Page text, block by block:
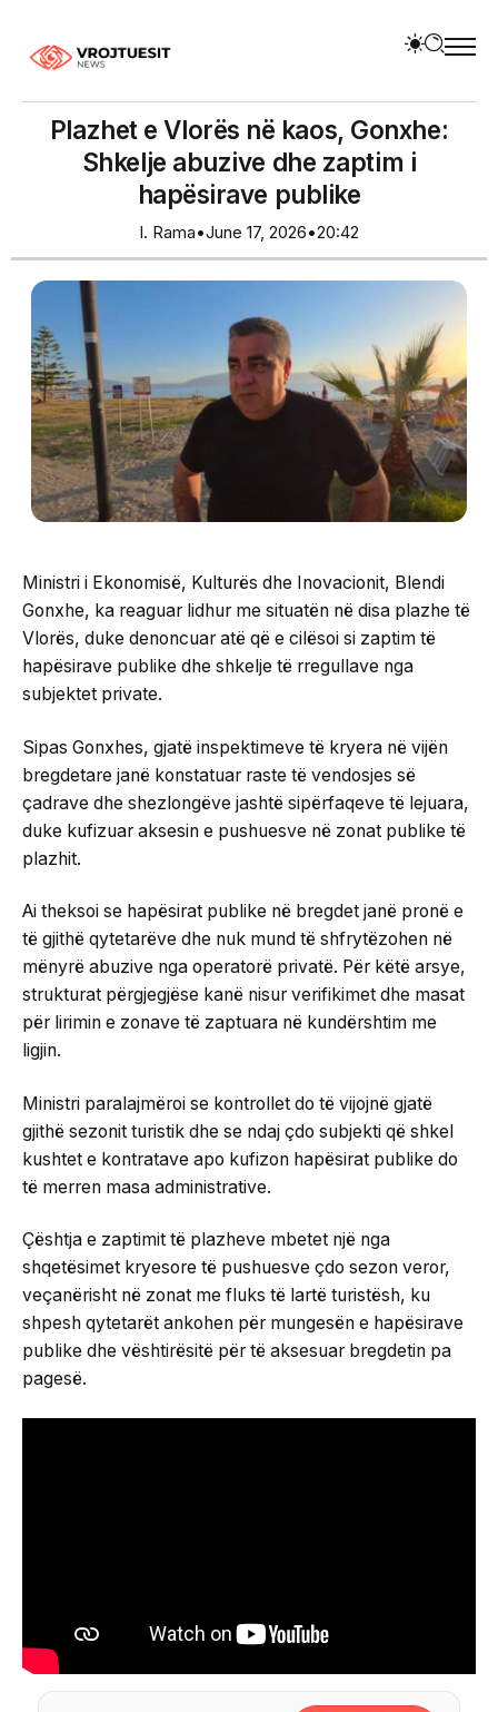
Plazhet e Vlorës në kaos, Gonxhe:
Shkelje abuzive dhe zaptim i
hapësirave publike
I. Rama•June 17, 2026•20:42
Ministri i Ekonomisë, Kulturës dhe Inovacionit, Blendi
Gonxhe, ka reaguar lidhur me situatën në disa plazhe të
Vlorës, duke denoncuar atë që e cilësoi si zaptim të
hapësirave publike dhe shkelje të rregullave nga
subjektet private.
Sipas Gonxhes, gjatë inspektimeve të kryera në vijën
bregdetare janë konstatuar raste të vendosjes së
çadrave dhe shezlongëve jashtë sipërfaqeve të lejuara,
duke kufizuar aksesin e pushuesve në zonat publike të
plazhit.
Ai theksoi se hapësirat publike në bregdet janë pronë e
të gjithë qytetarëve dhe nuk mund të shfrytëzohen në
mënyrë abuzive nga operatorë privatë. Për këtë arsye,
strukturat përgjegjëse kanë nisur verifikimet dhe masat
për lirimin e zonave të zaptuara në kundërshtim me
ligjin.
Ministri paralajmëroi se kontrollet do të vijojnë gjatë
gjithë sezonit turistik dhe se ndaj çdo subjekti që shkel
kushtet e kontratave apo kufizon hapësirat publike do
të merren masa administrative.
Çështja e zaptimit të plazheve mbetet një nga
shqetësimet kryesore të pushuesve çdo sezon veror,
veçanërisht në zonat me fluks të lartë turistësh, ku
shpesh qytetarët ankohen për mungesën e hapësirave
publike dhe vështirësitë për të aksesuar bregdetin pa
pagesë.